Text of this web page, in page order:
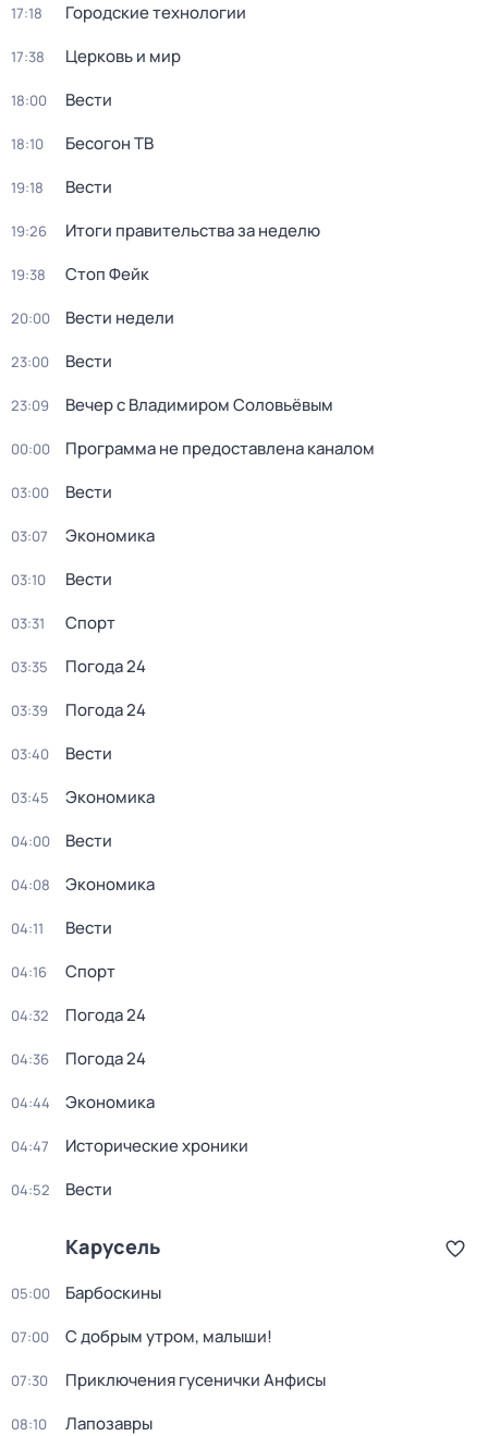
17:18 Городские технологии
17:38 Церковь и мир
18:00 Вести
18:10 Бесогон ТВ
19:18 Вести
19:26 Итоги правительства за неделю
19:38 Стоп Фейк
20:00 Вести недели
23:00 Вести
23:09 Вечер с Владимиром Соловьёвым
00:00 Программа не предоставлена каналом
03:00 Вести
03:07 Экономика
03:10 Вести
03:31 Спорт
03:35 Погода 24
03:39 Погода 24
03:40 Вести
03:45 Экономика
04:00 Вести
04:08 Экономика
04:11 Вести
04:16 Спорт
04:32 Погода 24
04:36 Погода 24
04:44 Экономика
04:47 Исторические хроники
04:52 Вести
Карусель
05:00 Барбоскины
07:00 С добрым утром, малыши!
07:30 Приключения гусенички Анфисы
08:10 Лапозавры